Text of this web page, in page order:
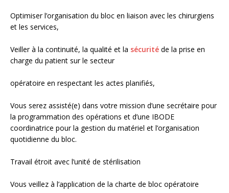
Optimiser l’organisation du bloc en liaison avec les chirurgiens
et les services,
Veiller à la continuité, la qualité et la sécurité de la prise en
charge du patient sur le secteur
opératoire en respectant les actes planifiés,
Vous serez assisté(e) dans votre mission d’une secrétaire pour
la programmation des opérations et d’une IBODE
coordinatrice pour la gestion du matériel et l’organisation
quotidienne du bloc.
Travail étroit avec l’unité de stérilisation
Vous veillez à l’application de la charte de bloc opératoire